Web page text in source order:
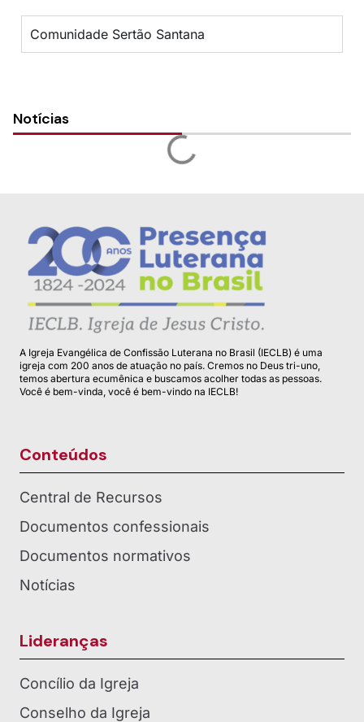
Comunidade Sertão Santana
Notícias
A Igreja Evangélica de Confissão Luterana no Brasil (IECLB) é uma
igreja com 200 anos de atuação no país. Cremos no Deus tri-uno,
temos abertura ecumênica e buscamos acolher todas as pessoas.
Você é bem-vinda, você é bem-vindo na IECLB!
Conteúdos
Central de Recursos
Documentos confessionais
Documentos normativos
Notícias
Lideranças
Concílio da Igreja
Conselho da Igreja